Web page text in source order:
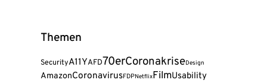
Themen
SecurityA11YAFD70erCoronakriseDesign
AmazonCoronavirusFDPNetflixFilmUsability